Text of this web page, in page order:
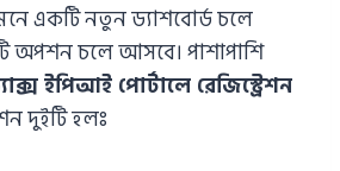
একটি নতুন ড্যাশবোর্ড চলে
অপশন চলে আসবে। পাশাপাশি
ইপিআই পোর্টালে রেজিস্ট্রেশন
দুইটি হলঃ